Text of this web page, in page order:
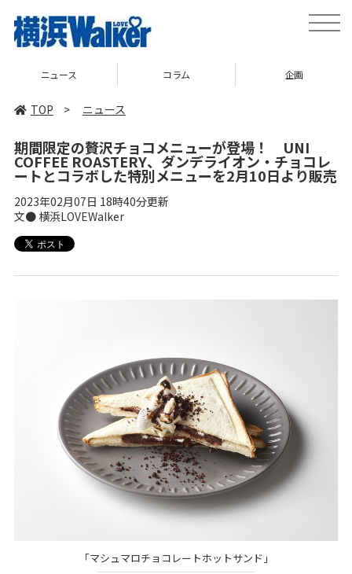
toggle
コラム 企画 TOP
TOP > ニュース
期間限定の贅沢チョコメニューが登場！ UNI
COFFEE ROASTERY、ダンデライオン・チョコレ
ートとコラボした特別メニューを2月10日より販売
2023年02月07日 18時40分更新
文● 横浜LOVEWalker
「マシュマロチョコレートホットサンド」